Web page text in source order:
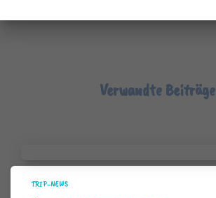
Verwandte Beiträge
TRIP-NEWS